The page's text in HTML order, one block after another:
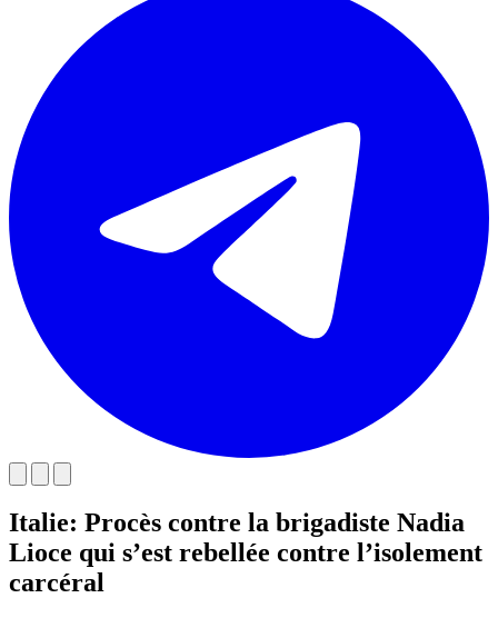
Italie: Procès contre la brigadiste Nadia
Lioce qui s’est rebellée contre l’isolement
carcéral